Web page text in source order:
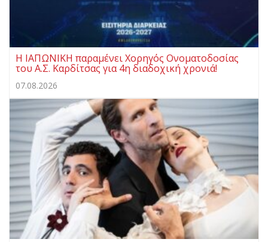
Η ΙΑΠΩΝΙΚΗ παραμένει Χορηγός Ονοματοδοσίας
του Α.Σ. Καρδίτσας για 4η διαδοχική χρονιά!
07.08.2026